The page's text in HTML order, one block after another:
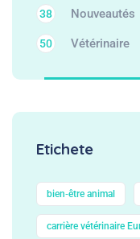
Nouveautés
38
Vétérinaire
50
Etichete
bien‑être animal
carrière vétérinaire